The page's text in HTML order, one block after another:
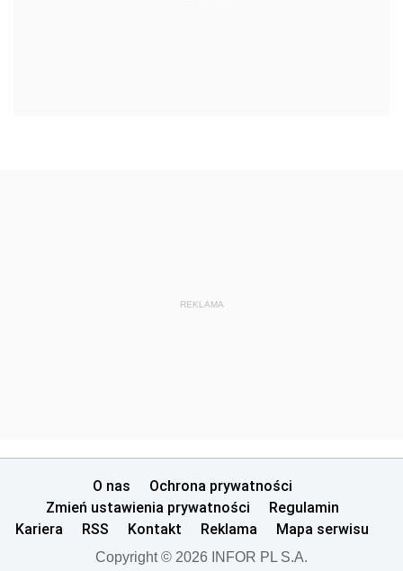
REKLAMA
O nas
Ochrona prywatności
Zmień ustawienia prywatności
Regulamin
Kariera
RSS Kontakt Reklama Mapa serwisu
Copyright © 2026 INFOR PL S.A.